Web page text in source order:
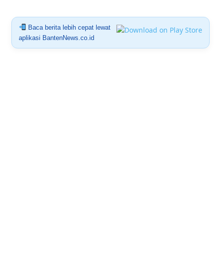
Baca berita lebih cepat lewat
aplikasi BantenNews.co.id